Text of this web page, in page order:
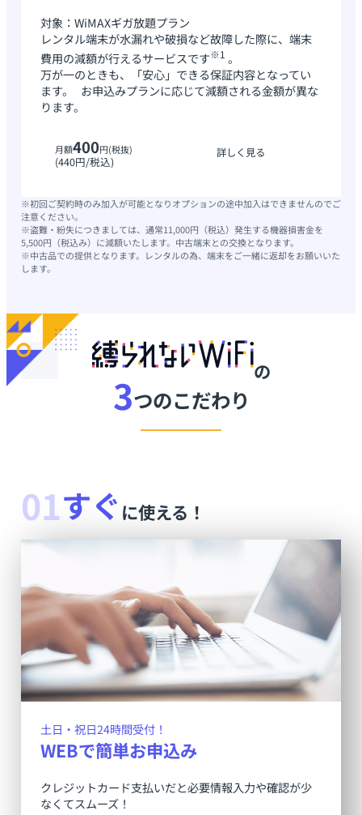
対象：WiMAXギガ放題プラン
レンタル端末が水漏れや破損など故障した際に、端末
費用の減額が行えるサービスです※1 。
万が一のときも、「安心」できる保証内容となってい
ます。 お申込みプランに応じて減額される金額が異な
ります。
月額400円(税抜)
(440円/税込)
詳しく見る
※初回ご契約時のみ加入が可能となりオプションの途中加入はできませんのでご
注意ください。
※盗難・紛失につきましては、通常11,000円（税込）発生する機器損害金を
5,500円（税込み）に減額いたします。中古端末との交換となります。
※中古品での提供となります。レンタルの為、端末をご一緒に返却をお願いいた
します。
の
3つのこだわり
01すぐ に使える！
土日・祝日24時間受付！
WEBで簡単お申込み
クレジットカード支払いだと必要情報入力や確認が少
なくてスムーズ！